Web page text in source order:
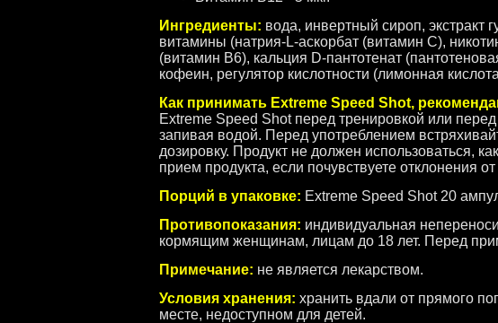
Ингредиенты: вода, инвертный сироп, экстракт
витамины (натрия-L-аскорбат (витамин С),
(витамин В6), кальция D-пантотенат
кофеин, регулятор кислотности (лимонная
Как принимать Extreme Speed Shot,
Extreme Speed Shot перед тренировкой или
запивая водой. Перед употреблением
дозировку. Продукт не должен использоваться,
прием продукта, если почувствуете отклонения
Порций в упаковке: Extreme Speed Shot 20
Противопоказания: индивидуальная
кормящим женщинам, лицам до 18 лет. Перед
Примечание: не является лекарством.
Условия хранения: хранить вдали от прямого
месте, недоступном для детей.